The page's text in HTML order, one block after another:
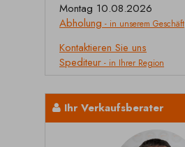
Montag 10.08.2026
Abholung - in unserem Geschäft
Kontaktieren Sie uns
Spediteur - in Ihrer Region
Ihr Verkaufsberater